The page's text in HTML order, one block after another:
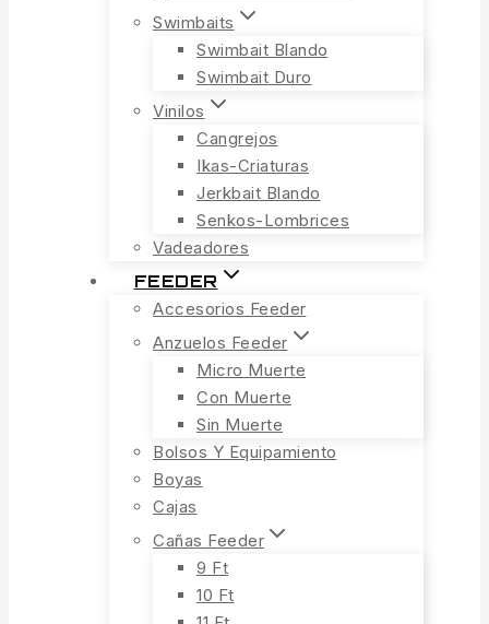
Swimbaits
Swimbait Blando
Swimbait Duro
Vinilos
Cangrejos
Ikas-Criaturas
Jerkbait Blando
Senkos-Lombrices
Vadeadores
FEEDER
Accesorios Feeder
Anzuelos Feeder
Micro Muerte
Con Muerte
Sin Muerte
Bolsos Y Equipamiento
Boyas
Cajas
Cañas Feeder
9 Ft
10 Ft